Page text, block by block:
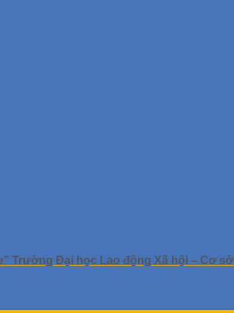
Trường Đại học Lao động Xã hội – Cơ